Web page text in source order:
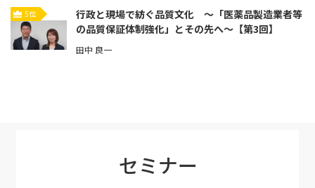
5位
行政と現場で紡ぐ品質文化 ～「医薬品製造業者等
の品質保証体制強化」とその先へ～【第3回】
田中 良一
セミナー